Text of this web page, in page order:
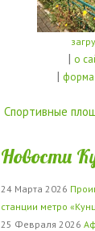
| о
|форма
Спортивные
Новости
24 Марта 2026
станции метро
25 Февраля 2026